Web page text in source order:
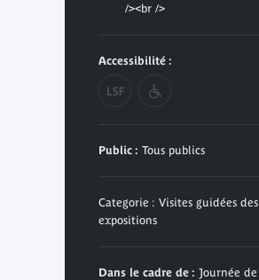
/><br />
Accessibilité :
Public : Tous publics
Categorie : Visites guidées des
expositions
Dans le cadre de : Journée de